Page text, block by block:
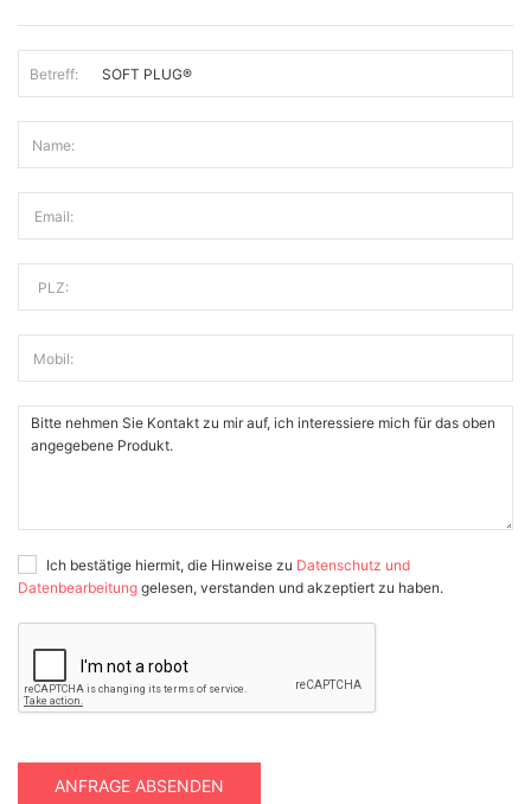
Betreff:
Name:
Email:
PLZ:
Mobil:
Ich bestätige hiermit, die Hinweise zu Datenschutz und
Datenbearbeitung gelesen, verstanden und akzeptiert zu haben.
ANFRAGE ABSENDEN